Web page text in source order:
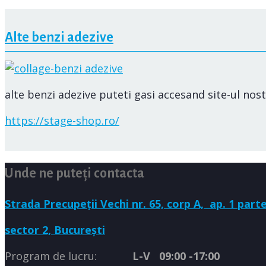
Alte benzi adezive
alte benzi adezive puteti gasi accesand site-ul
https://stage-shop.ro/
Unde ne puteți contacta
Strada Precupeții Vechi nr. 65, corp A, ap. 1
sector 2, București
Program de lucru: L-V 09:00 -17:00